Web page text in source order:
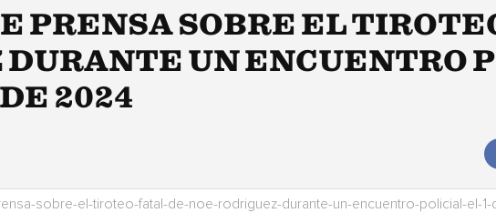
PRENSA SOBRE EL
DURANTE UN ENCUENTRO
2024